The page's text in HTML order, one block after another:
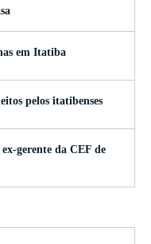
em Itatiba
pelos itatibenses
gerente da CEF de